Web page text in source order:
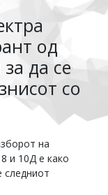
од
да се
со
на
и 10Д е како
следниот